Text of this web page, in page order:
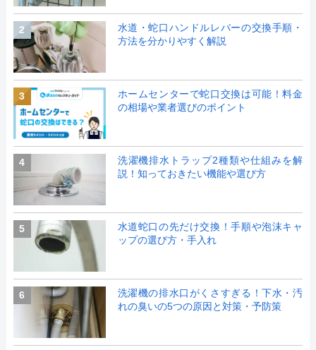
2
水道・蛇口ハンドルレバーの交換手順・
方法を分かりやすく解説
3
ホームセンターで蛇口交換は可能！料金
の相場や業者選びのポイント
4
洗濯機排水トラップ2種類や仕組みを解
説！知っておきたい機能や選び方
5
水道蛇口の先だけ交換！手順や泡沫キャ
ップの選び方・手入れ
6
洗濯機の排水口がくさすぎる！下水・汚
れの臭いの5つの原因と対策・予防策